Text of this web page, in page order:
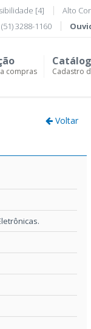
[4] Alto
(51) 3288-1160
compras Cadastro
Voltar